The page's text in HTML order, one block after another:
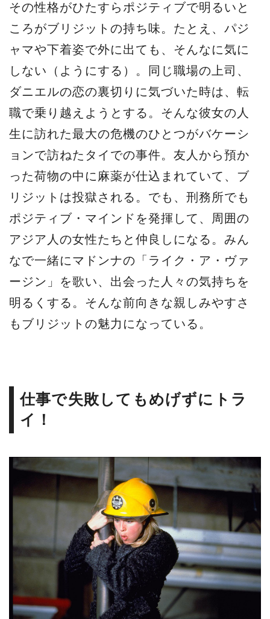
その性格がひたすらポジティブで明るいと
ころがブリジットの持ち味。たとえ、パジ
ャマや下着姿で外に出ても、そんなに気に
しない（ようにする）。同じ職場の上司、
ダニエルの恋の裏切りに気づいた時は、転
職で乗り越えようとする。そんな彼女の人
生に訪れた最大の危機のひとつがバケーシ
ョンで訪ねたタイでの事件。友人から預か
った荷物の中に麻薬が仕込まれていて、ブ
リジットは投獄される。でも、刑務所でも
ポジティブ・マインドを発揮して、周囲の
アジア人の女性たちと仲良しになる。みん
なで一緒にマドンナの「ライク・ア・ヴァ
ージン」を歌い、出会った人々の気持ちを
明るくする。そんな前向きな親しみやすさ
もブリジットの魅力になっている。
仕事で失敗してもめげずにトラ
イ！